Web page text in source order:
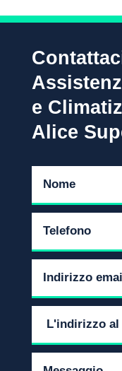
e
Alice